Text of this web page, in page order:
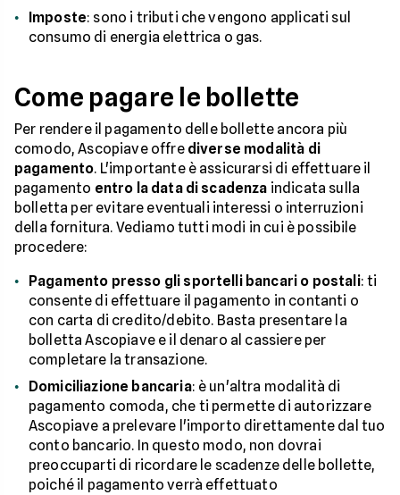
Imposte: sono i tributi che vengono applicati sul
consumo di energia elettrica o gas.
Come pagare le bollette
Per rendere il pagamento delle bollette ancora più
comodo, Ascopiave offre diverse modalità di
pagamento. L'importante è assicurarsi di effettuare il
pagamento entro la data di scadenza indicata sulla
bolletta per evitare eventuali interessi o interruzioni
della fornitura. Vediamo tutti modi in cui è possibile
procedere:
Pagamento presso gli sportelli bancari o postali: ti
consente di effettuare il pagamento in contanti o
con carta di credito/debito. Basta presentare la
bolletta Ascopiave e il denaro al cassiere per
completare la transazione.
Domiciliazione bancaria: è un'altra modalità di
pagamento comoda, che ti permette di autorizzare
Ascopiave a prelevare l'importo direttamente dal tuo
conto bancario. In questo modo, non dovrai
preoccuparti di ricordare le scadenze delle bollette,
poiché il pagamento verrà effettuato